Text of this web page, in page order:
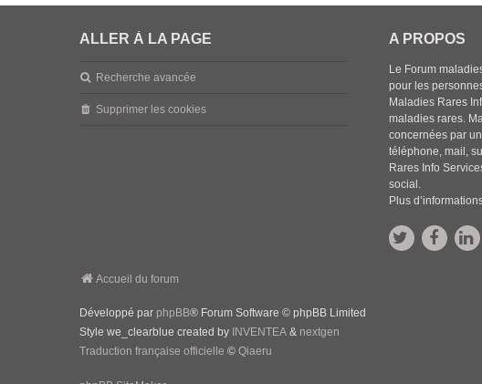
ALLER À LA PAGE
Recherche avancée
Supprimer les cookies
A PROPOS
Le Forum
pour les
Maladies Rares
maladies rares.
concernées par
téléphone, mail,
Rares Info
social.
Plus
Accueil du forum
Développé par phpBB® Forum Software © phpBB Limited
Style we_clearblue created by INVENTEA & nextgen
Traduction française officielle © Qiaeru